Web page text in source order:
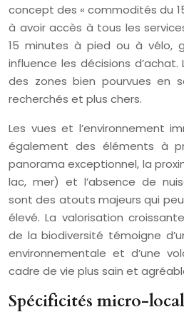
concept des « commodités du
à avoir accès à tous les
15 minutes à pied ou à vélo,
influence les décisions
des zones bien pourvues en
recherchés et plus chers.
Les vues et l’environnement
également des éléments à
panorama exceptionnel, la
lac, mer) et l’absence de
sont des atouts majeurs qui
élevé. La valorisation
de la biodiversité témoigne
environnementale et d’une
cadre de vie plus sain et
Spécificités micro-